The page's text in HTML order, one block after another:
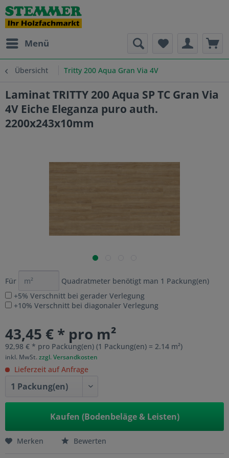
Menü
Übersicht Tritty 200 Aqua Gran Via 4V
Laminat TRITTY 200 Aqua SP TC Gran Via
4V Eiche Eleganza puro auth.
2200x243x10mm
Für Quadratmeter benötigt man 1 Packung(en)
+5% Verschnitt bei gerader Verlegung
+10% Verschnitt bei diagonaler Verlegung
43,45 € * pro m²
92,98 € * pro Packung(en) (1 Packung(en) = 2.14 m²)
inkl. MwSt. zzgl. Versandkosten
Lieferzeit auf Anfrage
Kaufen (Bodenbeläge & Leisten)
Merken Bewerten